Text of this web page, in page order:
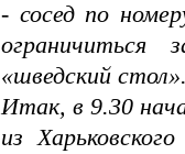
- сосед по
ограничиться
«шведский
Итак, в 9.30
из